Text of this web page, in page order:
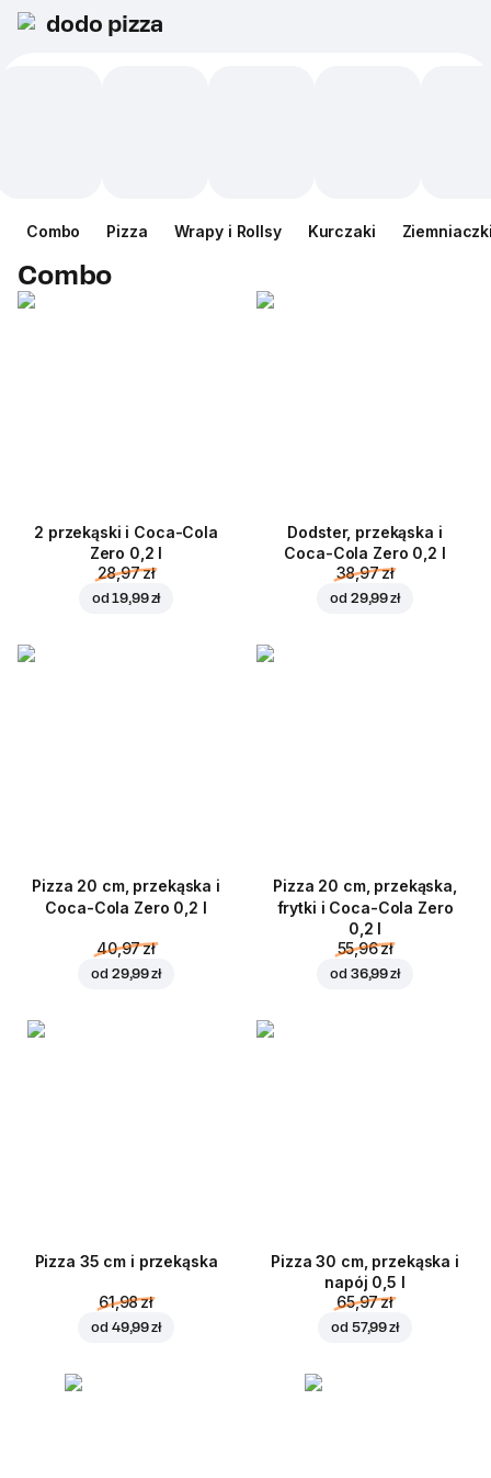
dodo pizza
Сombo Pizza Wrapy i Rollsy Kurczaki
Сombo
2 przekąski i Coca-Cola
Zero 0,2 l
28,97 zł
od19,99 zł
Dodster, przekąska i
Coca-Cola Zero 0,2 l
38,97 zł
od 29,99 zł
Pizza 20 cm, przekąska i
Coca-Cola Zero 0,2 l
40,97 zł
od 29,99 zł
Pizza 20 cm, przekąska,
frytki i Coca-Cola Zero
0,2 l
55,96 zł
od 36,99 zł
Pizza 35 cm i przekąska
61,98 zł
od 49,99 zł
Pizza 30 cm, przekąska i
napój 0,5 l
65,97 zł
od 57,99 zł